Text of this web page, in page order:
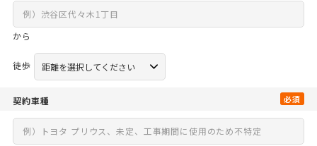
から
徒歩
契約車種 必須